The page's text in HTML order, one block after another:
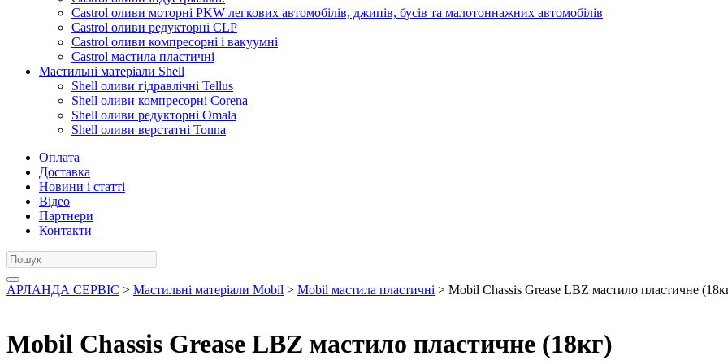
Castrol оливи моторні PKW легкових автомобілів, джипів, бусів та малотоннажних автомобілів
Castrol оливи редукторні CLP
Castrol оливи компресорні і вакуумні
Castrol мастила пластичні
Мастильні матеріали Shell
Shell оливи гідравлічні Tellus
Shell оливи компресорні Corena
Shell оливи редукторні Omala
Shell оливи верстатні Tonna
Оплата
Доставка
Новини і статті
Відео
Партнери
Контакти
АРЛАНДА СЕРВІС > Мастильні матеріали Mobil > Mobil мастила пластичні > Mobil Chassis Grease LBZ мастило пластичне
Mobil Chassis Grease LBZ мастило пластичне (18кг)